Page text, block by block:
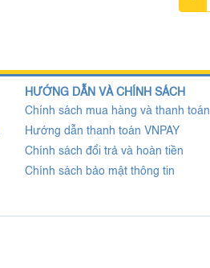
HƯỚNG DẪN VÀ CHÍNH SÁCH
Chính sách mua hàng và thanh toán
Hướng dẫn thanh toán VNPAY
Chính sách đổi trả và hoàn tiền
Chính sách bảo mật thông tin